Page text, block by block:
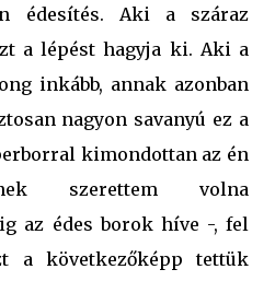
édesítés. Aki a száraz
a lépést hagyja ki. Aki a
inkább, annak azonban
nagyon savanyú ez a
kimondottan az én
szerettem volna
az édes borok híve -, fel
a következőképp tettük